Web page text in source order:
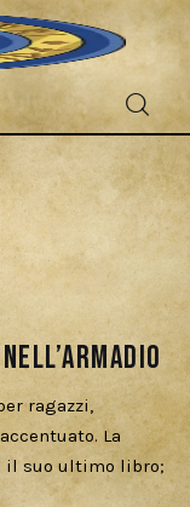
ragazzi,
La
il suo ultimo libro;